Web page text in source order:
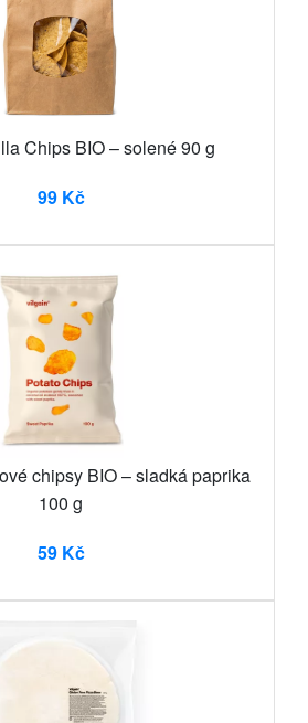
Chips BIO – solené 90 g
99 Kč
chipsy BIO – sladká paprika
100 g
59 Kč